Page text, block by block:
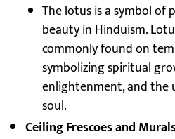
The lotus is a symbol of
beauty in Hinduism.
commonly found on
symbolizing spiritual
enlightenment, and
soul.
Ceiling Frescoes and